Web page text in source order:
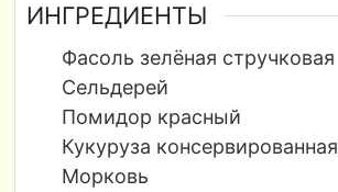
ИНГРЕДИЕНТЫ
Фасоль зелёная стручковая
Сельдерей
Помидор красный
Кукуруза консервированная
Морковь